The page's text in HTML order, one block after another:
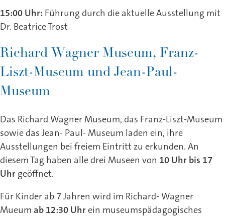
15:00 Uhr: Führung durch die aktuelle Ausstellung mit
Dr. Beatrice Trost
Richard Wagner Museum, Franz-
Liszt-Museum und Jean-Paul-
Museum
Das Richard Wagner Museum, das Franz-Liszt-Museum
sowie das Jean- Paul- Museum laden ein, ihre
Ausstellungen bei freiem Eintritt zu erkunden. An
diesem Tag haben alle drei Museen von 10 Uhr bis 17
Uhr geöffnet.
Für Kinder ab 7 Jahren wird im Richard- Wagner
Mueum ab 12:30 Uhrein museumspädagogisches